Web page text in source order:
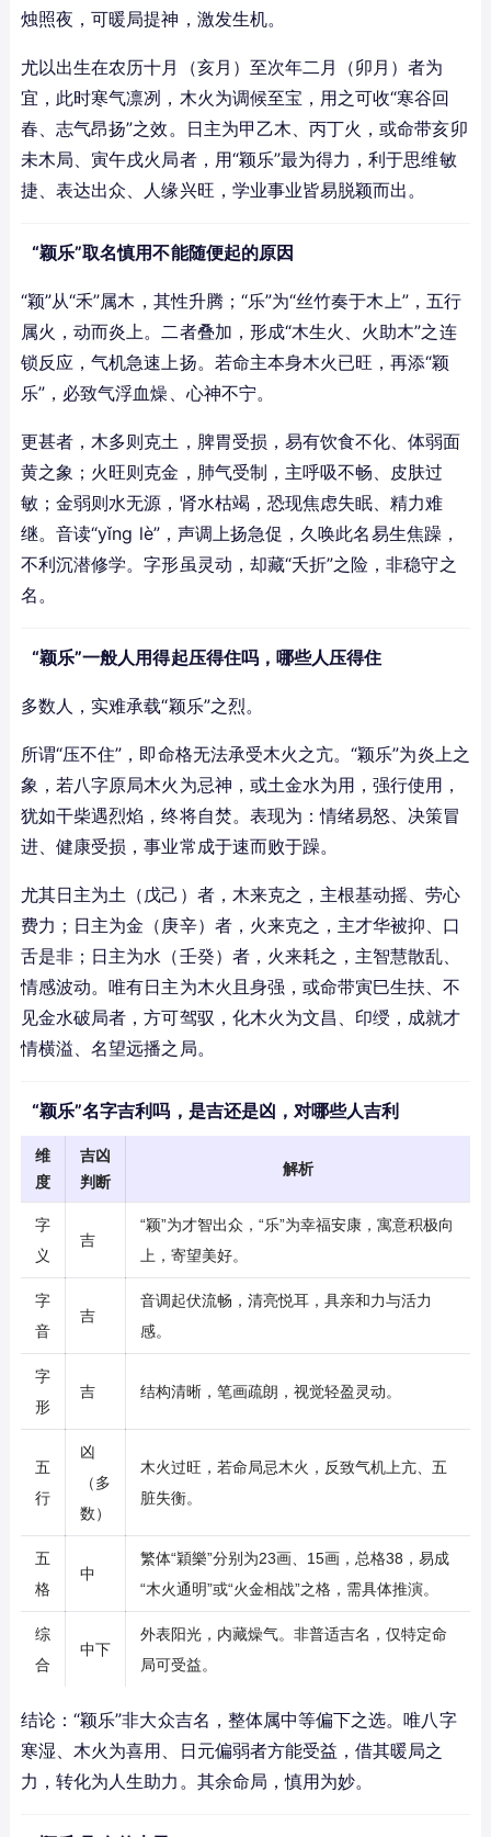
烛照夜，可暖局提神，激发生机。
尤以出生在农历十月（亥月）至次年二月（卯月）者为
宜，此时寒气凛冽，木火为调候至宝，用之可收“寒谷回
春、志气昂扬”之效。日主为甲乙木、丙丁火，或命带亥卯
未木局、寅午戌火局者，用“颖乐”最为得力，利于思维敏
捷、表达出众、人缘兴旺，学业事业皆易脱颖而出。
“颖乐”取名慎用不能随便起的原因
“颖”从“禾”属木，其性升腾；“乐”为“丝竹奏于木上”，五行
属火，动而炎上。二者叠加，形成“木生火、火助木”之连
锁反应，气机急速上扬。若命主本身木火已旺，再添“颖
乐”，必致气浮血燥、心神不宁。
更甚者，木多则克土，脾胃受损，易有饮食不化、体弱面
黄之象；火旺则克金，肺气受制，主呼吸不畅、皮肤过
敏；金弱则水无源，肾水枯竭，恐现焦虑失眠、精力难
继。音读“yǐng lè”，声调上扬急促，久唤此名易生焦躁，
不利沉潜修学。字形虽灵动，却藏“夭折”之险，非稳守之
名。
“颖乐”一般人用得起压得住吗，哪些人压得住
多数人，实难承载“颖乐”之烈。
所谓“压不住”，即命格无法承受木火之亢。“颖乐”为炎上之
象，若八字原局木火为忌神，或土金水为用，强行使用，
犹如干柴遇烈焰，终将自焚。表现为：情绪易怒、决策冒
进、健康受损，事业常成于速而败于躁。
尤其日主为土（戊己）者，木来克之，主根基动摇、劳心
费力；日主为金（庚辛）者，火来克之，主才华被抑、口
舌是非；日主为水（壬癸）者，火来耗之，主智慧散乱、
情感波动。唯有日主为木火且身强，或命带寅巳生扶、不
见金水破局者，方可驾驭，化木火为文昌、印绶，成就才
情横溢、名望远播之局。
“颖乐”名字吉利吗，是吉还是凶，对哪些人吉利
维
度
吉凶
判断
解析
字
义
吉
“颖”为才智出众，“乐”为幸福安康，寓意积极向
上，寄望美好。
字
音
吉
音调起伏流畅，清亮悦耳，具亲和力与活力
感。
字
形
吉 结构清晰，笔画疏朗，视觉轻盈灵动。
五
行
凶
（多
数）
木火过旺，若命局忌木火，反致气机上亢、五
脏失衡。
五
格
中
繁体“穎樂”分别为23画、15画，总格38，易成
“木火通明”或“火金相战”之格，需具体推演。
综
合
中下
外表阳光，内藏燥气。非普适吉名，仅特定命
局可受益。
结论：“颖乐”非大众吉名，整体属中等偏下之选。唯八字
寒湿、木火为喜用、日元偏弱者方能受益，借其暖局之
力，转化为人生助力。其余命局，慎用为妙。